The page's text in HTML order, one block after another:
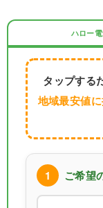
ハロー
タップする
地域最安値
1 ご希望